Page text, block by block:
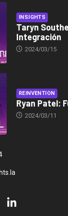
INSIGHTS
Taryn
Integración
2024/03/15
REINVENTION
Ryan Patel:
2024/03/11